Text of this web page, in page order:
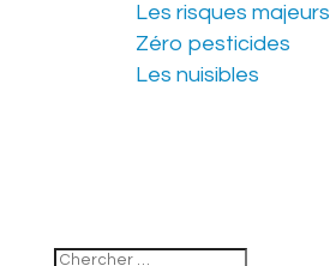
Les risques majeurs
Zéro pesticides
Les nuisibles